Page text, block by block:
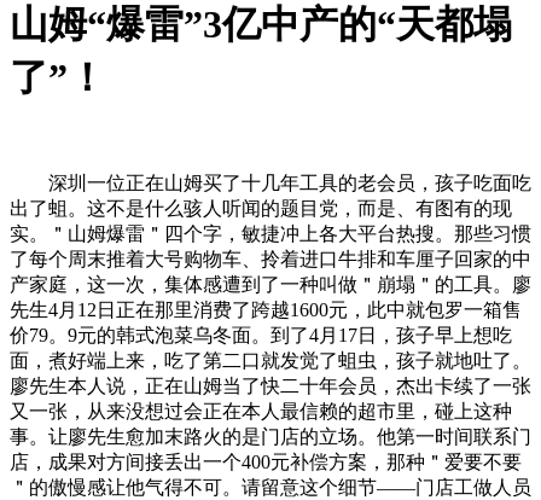
山姆“爆雷”3亿中产的“天都塌
了”！
深圳一位正在山姆买了十几年工具的老会员，孩子吃面吃
出了蛆。这不是什么骇人听闻的题目党，而是、有图有的现
实。＂山姆爆雷＂四个字，敏捷冲上各大平台热搜。那些习惯
了每个周末推着大号购物车、拎着进口牛排和车厘子回家的中
产家庭，这一次，集体感遭到了一种叫做＂崩塌＂的工具。廖
先生4月12日正在那里消费了跨越1600元，此中就包罗一箱售
价79。9元的韩式泡菜乌冬面。到了4月17日，孩子早上想吃
面，煮好端上来，吃了第二口就发觉了蛆虫，孩子就地吐了。
廖先生本人说，正在山姆当了快二十年会员，杰出卡续了一张
又一张，从来没想过会正在本人最信赖的超市里，碰上这种
事。让廖先生愈加末路火的是门店的立场。他第一时间联系门
店，成果对方间接丢出一个400元补偿方案，那种＂爱要不要
＂的傲慢感让他气得不可。请留意这个细节——门店工做人员